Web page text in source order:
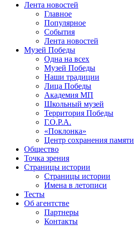
Лента новостей
Главное
Популярное
События
Лента новостей
Музей Победы
Одна на всех
Музей Победы
Наши традиции
Лица Победы
Академия МП
Школьный музей
Территория Победы
Г.О.Р.А.
«Поклонка»
Центр сохранения памяти
Общество
Точка зрения
Страницы истории
Страницы истории
Имена в летописи
Тесты
Об агентстве
Партнеры
Контакты